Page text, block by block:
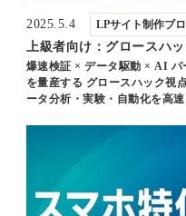
2025.5.4 LPサイト制作ブ
上級者向け：グロース
爆速検証 × データ駆動 × AI
を量産する グロースハック視
ータ分析・実験・自動化を高